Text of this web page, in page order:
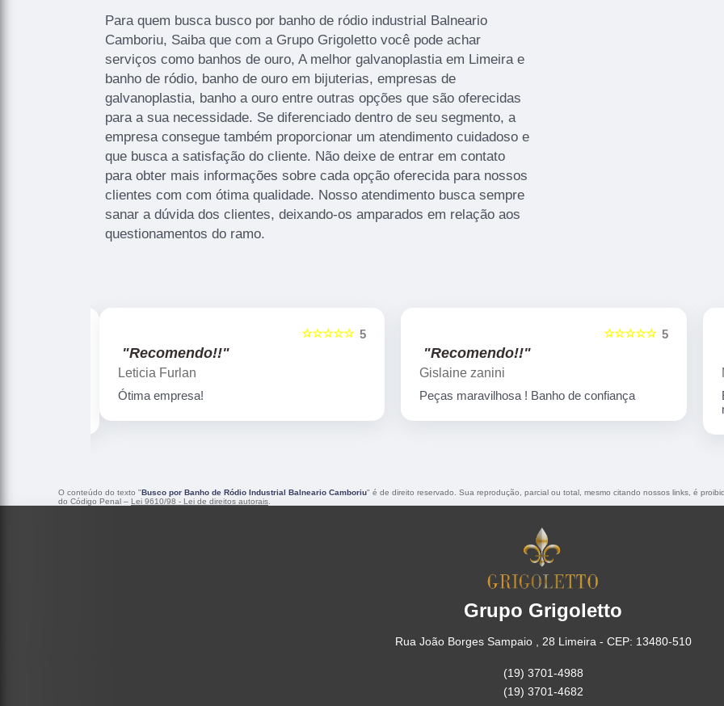
Para quem busca busco por banho de ródio industrial Balneario
Camboriu, Saiba que com a Grupo Grigoletto você pode achar
serviços como banhos de ouro, A melhor galvanoplastia em Limeira e
banho de ródio, banho de ouro em bijuterias, empresas de
galvanoplastia, banho a ouro entre outras opções que são oferecidas
para a sua necessidade. Se diferenciado dentro de seu segmento, a
empresa consegue também proporcionar um atendimento cuidadoso e
que busca a satisfação do cliente. Não deixe de entrar em contato
para obter mais informações sobre cada opção oferecida para nossos
clientes com com ótima qualidade. Nosso atendimento busca sempre
sanar a dúvida dos clientes, deixando-os amparados em relação aos
questionamentos do ramo.
5
☆☆☆☆☆
"Recomendo!!"
Gislaine zanini
Peças maravilhosa ! Banho de confiança
5
☆☆☆☆☆
"Recomendo!!"
Marcelo Nicchio
Empresa corretíssima, banho de confiança
O conteúdo do texto "Busco por Banho de Ródio Industrial Balneario Camboriu" é de direito reservado. Sua reprodução, parcial ou total, mesmo citando nossos links, é
do Código Penal – Lei 9610/98 - Lei de direitos autorais
Grupo Grigoletto
Rua João Borges Sampaio , 28 Limeira - CEP: 13480-510
(19) 3701-4988
(19) 3701-4682